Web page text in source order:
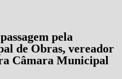
pela
de Obras, vereador
Câmara Municipal